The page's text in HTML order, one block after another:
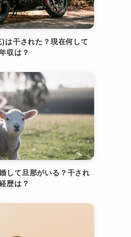
は干された？現在何して
収は？
して旦那がいる？干され
歴は？